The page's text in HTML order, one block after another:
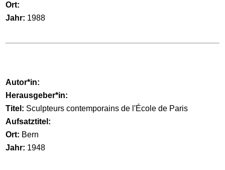
Ort:
Jahr: 1988
Autor*in:
Herausgeber*in:
Titel: Sculpteurs contemporains de l'École de Paris
Aufsatztitel:
Ort: Bern
Jahr: 1948